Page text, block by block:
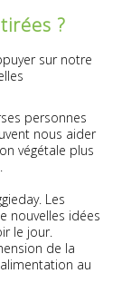
?
sur notre
personnes
nous aider
végétale plus
Les
nouvelles idées
le jour.
de la
au